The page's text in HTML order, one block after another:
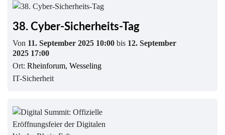
38. Cyber-Sicherheits-Tag
Von 11. September 2025 10:00 bis 12. September
2025 17:00
Ort: Rheinforum, Wesseling
IT-Sicherheit